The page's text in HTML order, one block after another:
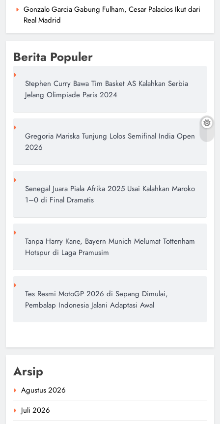
Gonzalo Garcia Gabung Fulham, Cesar Palacios Ikut dari
Real Madrid
Berita Populer
Stephen Curry Bawa Tim Basket AS Kalahkan Serbia
Jelang Olimpiade Paris 2024
Gregoria Mariska Tunjung Lolos Semifinal India Open
2026
Senegal Juara Piala Afrika 2025 Usai Kalahkan Maroko
1–0 di Final Dramatis
Tanpa Harry Kane, Bayern Munich Melumat Tottenham
Hotspur di Laga Pramusim
Tes Resmi MotoGP 2026 di Sepang Dimulai,
Pembalap Indonesia Jalani Adaptasi Awal
Arsip
Agustus 2026
Juli 2026